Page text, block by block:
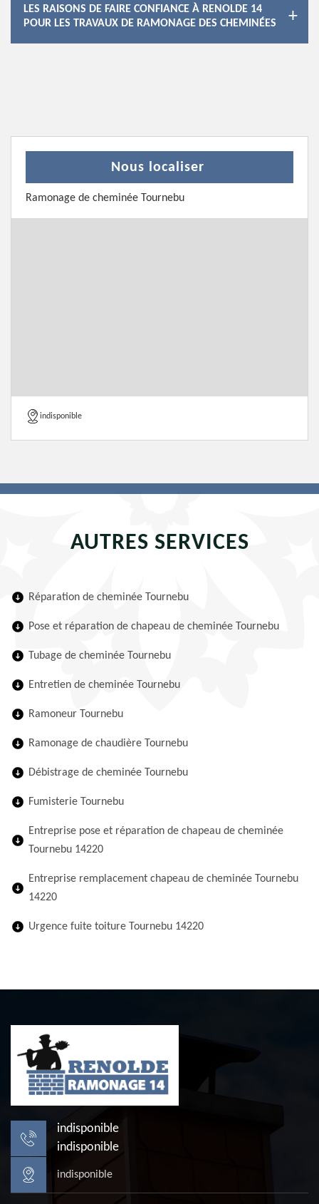
LES RAISONS DE FAIRE CONFIANCE À RENOLDE 14
POUR LES TRAVAUX DE RAMONAGE DES CHEMINÉES
Nous localiser
Ramonage de cheminée Tournebu
indisponible
AUTRES SERVICES
Réparation de cheminée Tournebu
Pose et réparation de chapeau de cheminée Tournebu
Tubage de cheminée Tournebu
Entretien de cheminée Tournebu
Ramoneur Tournebu
Ramonage de chaudière Tournebu
Débistrage de cheminée Tournebu
Fumisterie Tournebu
Entreprise pose et réparation de chapeau de cheminée
Tournebu 14220
Entreprise remplacement chapeau de cheminée Tournebu
14220
Urgence fuite toiture Tournebu 14220
indisponible
indisponible
indisponible